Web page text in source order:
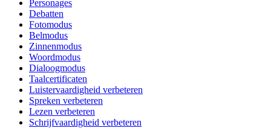
Personages
Debatten
Fotomodus
Belmodus
Zinnenmodus
Woordmodus
Dialoogmodus
Taalcertificaten
Luistervaardigheid verbeteren
Spreken verbeteren
Lezen verbeteren
Schrijfvaardigheid verbeteren